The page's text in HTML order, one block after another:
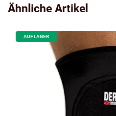
Ähnliche Artikel
AUF LAGER